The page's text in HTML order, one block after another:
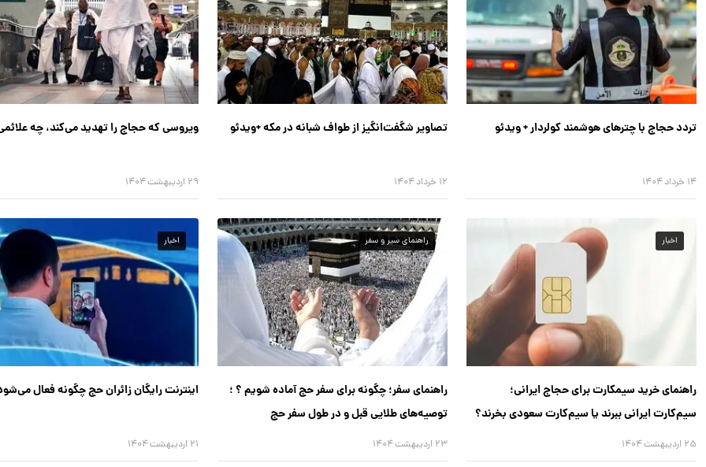
تردد حجاج با چترهای هوشمند کولردار + ویدئو
۱۴ خرداد ۱۴۰۴
تصاویر شگفت‌انگیز از طواف شبانه در مکه +ویدئو
۱۲ خرداد ۱۴۰۴
ویروسی که حجاج را تهدید می‌کند، چه
۲۹ اردیبهشت ۱۴۰۴
اخبار
راهنمای خرید سیمکارت برای حجاج ایرانی؛
سیم‌کارت ایرانی ببرند یا سیم‌کارت سعودی بخرند؟
۲۵ اردیبهشت ۱۴۰۴
راهنمای سیر و سفر
راهنمای سفر؛ چگونه برای سفر حج آماده شویم ؟ ؛
توصیه‌های طلایی قبل و در طول سفر حج
۲۳ اردیبهشت ۱۴۰۴
اخبار
اینترنت رایگان زائران حج چگونه فعال
۲۱ اردیبهشت ۱۴۰۴